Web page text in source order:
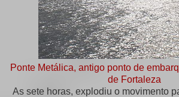
Ponte Metálica, antigo ponto de
de Fortaleza
As sete horas, explodiu o movimento